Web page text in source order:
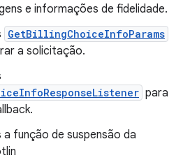
e informações de fidelidade.
GetBillingChoiceInfoParams
a solicitação.
para
a função de suspensão da